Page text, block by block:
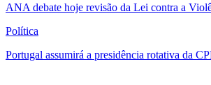
ANA debate hoje revisão da Lei contra a
Política
Portugal assumirá a presidência rotativa da